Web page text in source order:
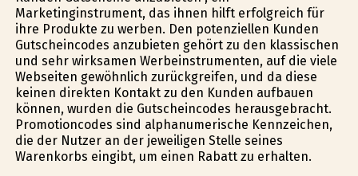
Marketinginstrument, das ihnen hilft erfolgreich für
ihre Produkte zu werben. Den potenziellen Kunden
Gutscheincodes anzubieten gehört zu den klassischen
und sehr wirksamen Werbeinstrumenten, auf die viele
Webseiten gewöhnlich zurückgreifen, und da diese
keinen direkten Kontakt zu den Kunden aufbauen
können, wurden die Gutscheincodes herausgebracht.
Promotioncodes sind alphanumerische Kennzeichen,
die der Nutzer an der jeweiligen Stelle seines
Warenkorbs eingibt, um einen Rabatt zu erhalten.